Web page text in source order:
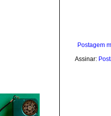
Postagem
Assinar: